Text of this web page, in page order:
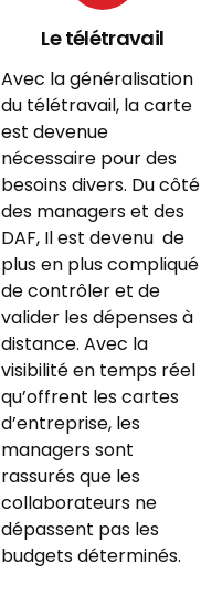
Le télétravail
Avec la généralisation
du télétravail, la carte
est devenue
nécessaire pour des
besoins divers. Du côté
des managers et des
DAF, Il est devenu de
plus en plus compliqué
de contrôler et de
valider les dépenses à
distance. Avec la
visibilité en temps réel
qu’offrent les cartes
d’entreprise, les
managers sont
rassurés que les
collaborateurs ne
dépassent pas les
budgets déterminés.